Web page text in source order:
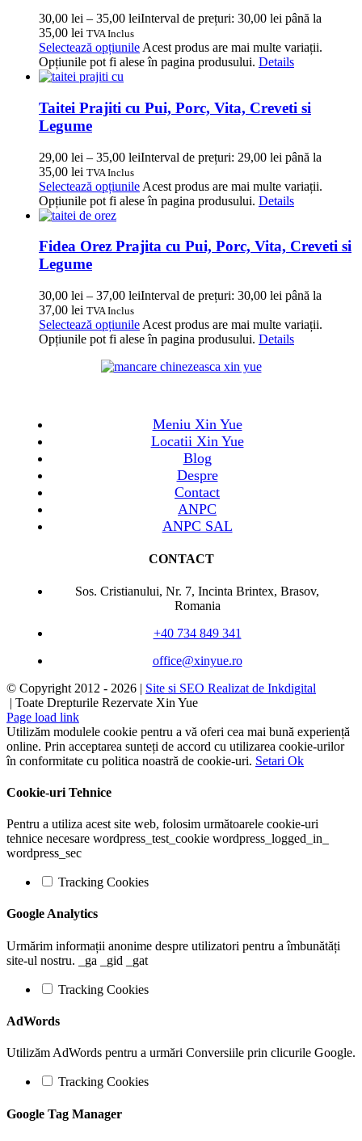
30,00 lei – 35,00 leiInterval de prețuri: 30,00 lei până la
35,00 lei TVA Inclus
Selectează opțiunile Acest produs are mai multe variații.
Opțiunile pot fi alese în pagina produsului. Details
Taitei Prajiti cu Pui, Porc, Vita, Creveti si
Legume
29,00 lei – 35,00 leiInterval de prețuri: 29,00 lei până la
35,00 lei TVA Inclus
Selectează opțiunile Acest produs are mai multe variații.
Opțiunile pot fi alese în pagina produsului. Details
Fidea Orez Prajita cu Pui, Porc, Vita, Creveti si
Legume
30,00 lei – 37,00 leiInterval de prețuri: 30,00 lei până la
37,00 lei TVA Inclus
Selectează opțiunile Acest produs are mai multe variații.
Opțiunile pot fi alese în pagina produsului. Details
Meniu Xin Yue
Locatii Xin Yue
Blog
Despre
Contact
ANPC
ANPC SAL
CONTACT
Sos. Cristianului, Nr. 7, Incinta Brintex, Brasov,
Romania
+40 734 849 341
office@xinyue.ro
© Copyright 2012 - 2026 | Site si SEO Realizat de Inkdigital
| Toate Drepturile Rezervate Xin Yue
Page load link
Utilizăm modulele cookie pentru a vă oferi cea mai bună experiență
online. Prin acceptarea sunteți de accord cu utilizarea cookie-urilor
în conformitate cu politica noastră de cookie-uri. Setari Ok
Cookie-uri Tehnice
Pentru a utiliza acest site web, folosim următoarele cookie-uri
tehnice necesare wordpress_test_cookie wordpress_logged_in_
wordpress_sec
Tracking Cookies
Google Analytics
Urmărim informații anonime despre utilizatori pentru a îmbunătăți
site-ul nostru. _ga _gid _gat
Tracking Cookies
AdWords
Utilizăm AdWords pentru a urmări Conversiile prin clicurile Google.
Tracking Cookies
Google Tag Manager